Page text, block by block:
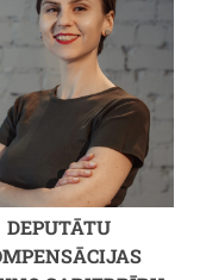
DEPUTĀTU